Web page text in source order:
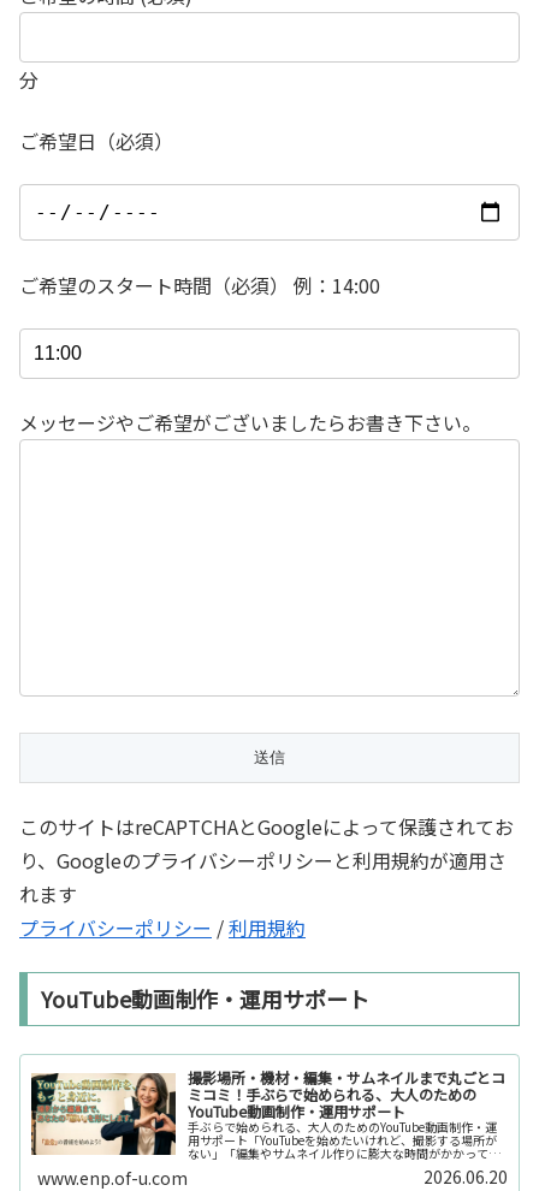
分
ご希望日（必須）
ご希望のスタート時間（必須） 例：14:00
メッセージやご希望がございましたらお書き下さい。
このサイトはreCAPTCHAとGoogleによって保護されてお
り、Googleのプライバシーポリシーと利用規約が適用さ
れます
プライバシーポリシー /利用規約
YouTube動画制作・運用サポート
撮影場所・機材・編集・サムネイルまで丸ごとコ
ミコミ！手ぶらで始められる、大人のための
YouTube動画制作・運用サポート
手ぶらで始められる、大人のためのYouTube動画制作・運
用サポート「YouTubeを始めたいけれど、撮影する場所が
ない」「編集やサムネイル作りに膨大な時間がかかって長
続きしない」「機材を揃えるだけで何万円もかかってしま
www.enp.of-u.com 2026.06.20